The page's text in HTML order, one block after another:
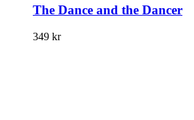
The Dance and the Dancer
349 kr